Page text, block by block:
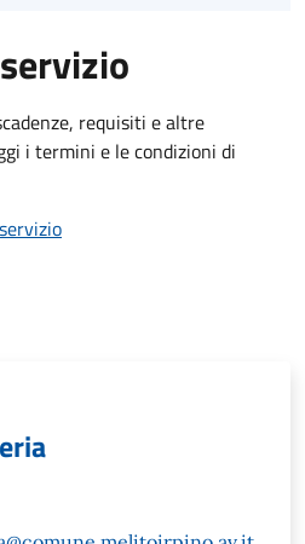
requisiti e altre
i termini e le condizioni di